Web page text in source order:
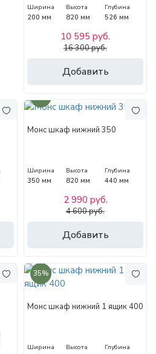
Ширина
200 мм
Высота
820 мм
Глубина
526 мм
Добавить
10 595 руб.
16 300 руб.
Монс шкаф нижний 350
Ширина
350 мм
Высота
820 мм
Глубина
440 мм
Добавить
2 990 руб.
4 600 руб.
35%
Монс шкаф нижний 1 ящик 400
Ширина Высота Глубина